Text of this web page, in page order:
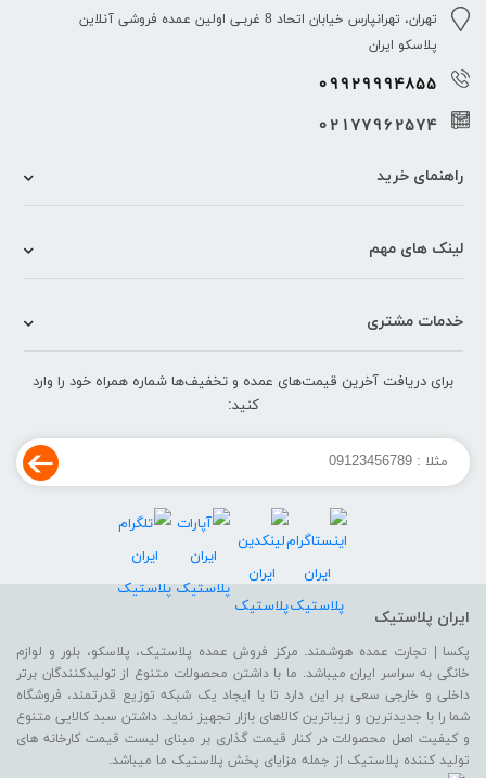
تهران، تهرانپارس خیابان اتحاد 8 غربـی اولین عمده فروشی آنلاین
پلاسکو ایران
09929994855
02177962574
راهنمای خرید
لینک های مهم
خدمات مشتری
برای دریافت آخرین قیمت‌های عمده و تخفیف‌ها شماره همراه خود را وارد
کنید:
ایران پلاستیک
پکسا | تجارت عمده هوشمند. مرکز فروش عمده پلاستیک، پلاسکو، بلور و لوازم
خانگی به سراسر ایران میباشد. ما با داشتن محصولات متنوع از تولیدکنندگان برتر
داخلی و خارجی سعی بر این دارد تا با ایجاد یک شبکه توزیع قدرتمند، فروشگاه
شما را با جدیدترین و زیباترین کالاهای بازار تجهیز نماید. داشتن سبد کالایی متنوع
و کیفیت اصل محصولات در کنار قیمت گذاری بر مبنای لیست قیمت کارخانه های
تولید کننده پلاستیک از جمله مزایای پخش پلاستیک ما میباشد.